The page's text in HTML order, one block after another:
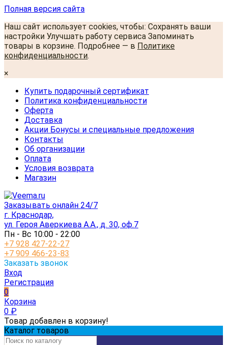
Полная версия сайта
Наш сайт использует cookies, чтобы: Сохранять ваши
настройки Улучшать работу сервиса Запоминать
товары в корзине. Подробнее — в Политике
конфиденциальности.
×
Купить подарочный сертификат
Политика конфиденциальности
Оферта
Доставка
Акции Бонусы и специальные предложения
Контакты
Об организации
Оплата
Условия возврата
Магазин
Заказывать онлайн 24/7
г. Краснодар,
ул. Героя Аверкиева А.А., д. 30, оф.7
Пн - Вс 10:00 - 22:00
+7 928 427-22-27
+7 909 466-23-83
Заказать звонок
Вход
Регистрация
0
Корзина
0 ₽
Товар добавлен в корзину!
Каталог товаров